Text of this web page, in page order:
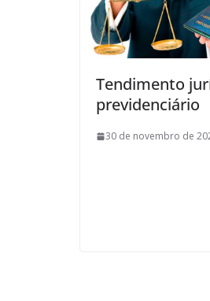
Tendimento
previdenciário
30 de novembro de